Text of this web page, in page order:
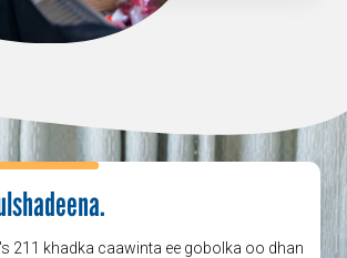
211 khadka caawinta ee gobolka oo dhan